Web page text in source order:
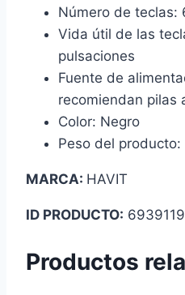
Número de teclas:
Vida útil de las
pulsaciones
Fuente de
recomiendan pilas
Color: Negro
Peso del producto:
MARCA: HAVIT
ID PRODUCTO:
Productos